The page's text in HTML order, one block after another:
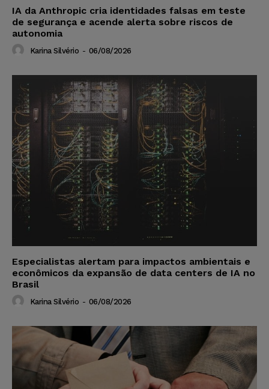
IA da Anthropic cria identidades falsas em teste
de segurança e acende alerta sobre riscos de
autonomia
Karina Silvério - 06/08/2026
Especialistas alertam para impactos ambientais e
econômicos da expansão de data centers de IA no
Brasil
Karina Silvério - 06/08/2026